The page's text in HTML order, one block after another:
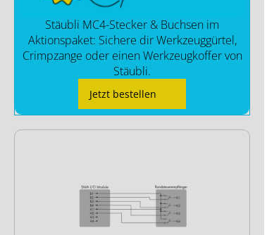
Stäubli MC4-Stecker & Buchsen im
Aktionspaket: Sichere dir Werkzeuggürtel,
Crimpzange oder einen Werkzeugkoffer von
Stäubli.
Jetzt bestellen